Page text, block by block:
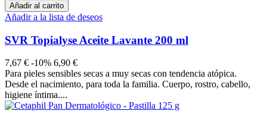
Añadir al carrito
Añadir a la lista de deseos
SVR Topialyse Aceite Lavante 200 ml
7,67 € -10% 6,90 €
Para pieles sensibles secas a muy secas con tendencia atópica.
Desde el nacimiento, para toda la familia. Cuerpo, rostro, cabello,
higiene íntima....